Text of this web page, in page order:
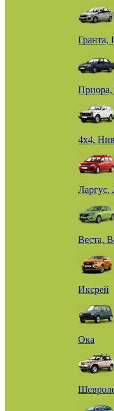
Гранта,
Приора,
4х4,
Ларгус,
Веста,
Иксрей
Ока